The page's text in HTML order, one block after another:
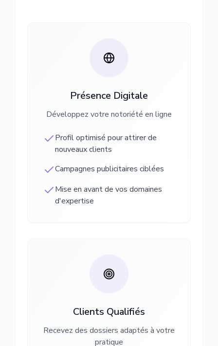
Présence Digitale
Développez votre notoriété en ligne
Profil optimisé pour attirer de
nouveaux clients
Campagnes publicitaires ciblées
Mise en avant de vos domaines
d'expertise
Clients Qualifiés
Recevez des dossiers adaptés à votre
pratique